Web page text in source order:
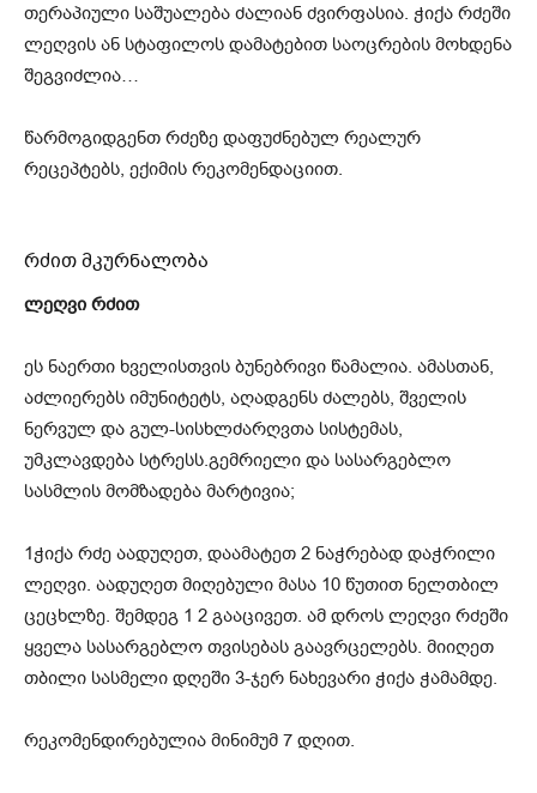
თერაპიული საშუალება ძალიან ძვირფასია. ჭიქა რძეში
ლეღვის ან სტაფილოს დამატებით საოცრების მოხდენა
შეგვიძლია…
წარმოგიდგენთ რძეზე დაფუძნებულ რეალურ
რეცეპტებს, ექიმის რეკომენდაციით.
რძით მკურნალობა
ლეღვი რძით
ეს ნაერთი ხველისთვის ბუნებრივი წამალია. ამასთან,
აძლიერებს იმუნიტეტს, აღადგენს ძალებს, შველის
ნერვულ და გულ-სისხლძარღვთა სისტემას,
უმკლავდება სტრესს.გემრიელი და სასარგებლო
სასმლის მომზადება მარტივია;
1ჭიქა რძე აადუღეთ, დაამატეთ 2 ნაჭრებად დაჭრილი
ლეღვი. აადუღეთ მიღებული მასა 10 წუთით ნელთბილ
ცეცხლზე. შემდეგ 1 2 გააცივეთ. ამ დროს ლეღვი რძეში
ყველა სასარგებლო თვისებას გაავრცელებს. მიიღეთ
თბილი სასმელი დღეში 3-ჯერ ნახევარი ჭიქა ჭამამდე.
რეკომენდირებულია მინიმუმ 7 დღით.